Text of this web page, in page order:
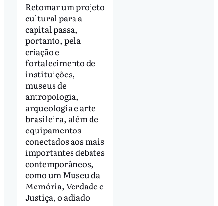
Retomar um projeto
cultural para a
capital passa,
portanto, pela
criação e
fortalecimento de
instituições,
museus de
antropologia,
arqueologia e arte
brasileira, além de
equipamentos
conectados aos mais
importantes debates
contemporâneos,
como um Museu da
Memória, Verdade e
Justiça, o adiado